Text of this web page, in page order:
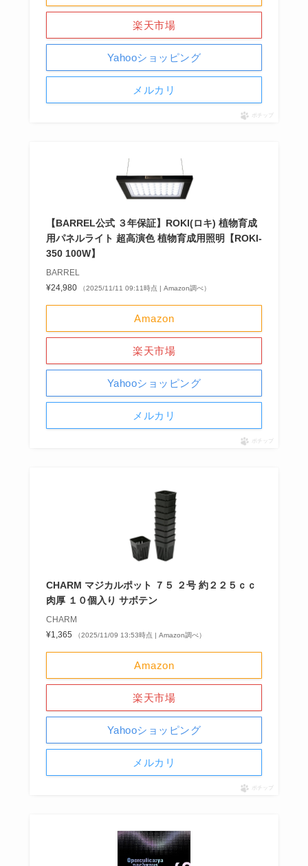
楽天市場
Yahooショッピング
メルカリ
ポチップ
【BARREL公式 ３年保証】ROKI(ロキ) 植物育成
用パネルライト 超高演色 植物育成用照明【ROKI‐
350 100W】
BARREL
¥24,980
（2025/11/11 09:11時点 | Amazon調べ）
Amazon
楽天市場
Yahooショッピング
メルカリ
ポチップ
CHARM マジカルポット ７５ ２号 約２２５ｃｃ
肉厚 １０個入り サボテン
CHARM
¥1,365
（2025/11/09 13:53時点 | Amazon調べ）
Amazon
楽天市場
Yahooショッピング
メルカリ
ポチップ